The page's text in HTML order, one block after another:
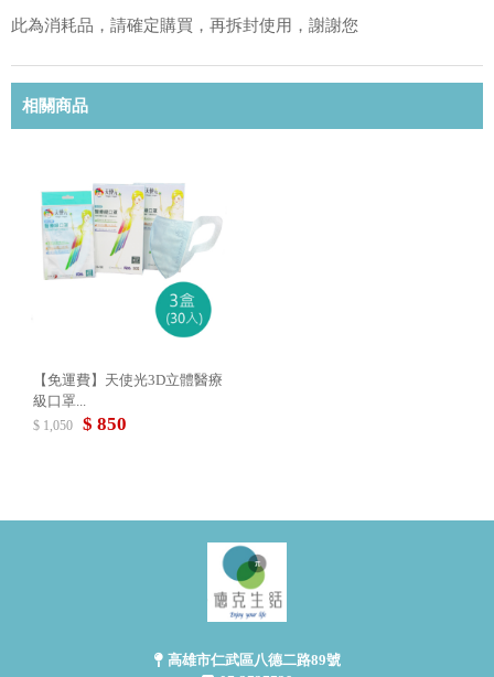
此為消耗品，請確定購買，再拆封使用，謝謝您
相關商品
【免運費】天使光3D立體醫療
級口罩...
$ 1,050 $ 850
高雄市仁武區八德二路89號